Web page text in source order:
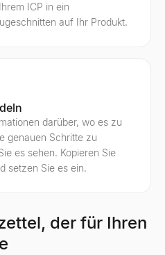
ICP in ein
auf Ihr Produkt.
darüber, wo es zu
genauen Schritte zu
es sehen. Kopieren Sie
setzen Sie es ein.
der für Ihren